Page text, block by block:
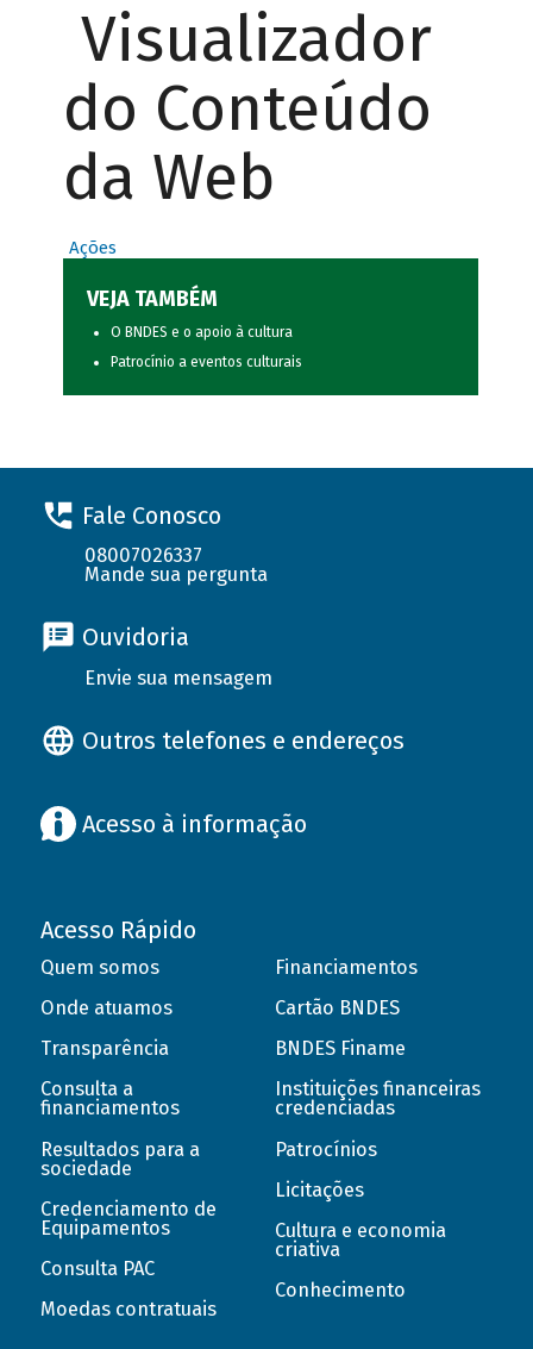
Visualizador
do Conteúdo
da Web
Ações
VEJA TAMBÉM
O BNDES e o apoio à cultura
Patrocínio a eventos culturais
Fale Conosco
08007026337
Mande sua pergunta
Ouvidoria
Envie sua mensagem
Outros telefones e endereços
Acesso à informação
Acesso Rápido
Quem somos
Onde atuamos
Transparência
Consulta a
financiamentos
Resultados para a
sociedade
Credenciamento de
Equipamentos
Consulta PAC
Moedas contratuais
Financiamentos
Cartão BNDES
BNDES Finame
Instituições financeiras
credenciadas
Patrocínios
Licitações
Cultura e economia
criativa
Conhecimento